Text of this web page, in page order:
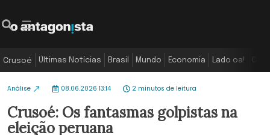
Crusoé Últimas Notícias Brasil Mundo Economia Lado oa!
Análise 08.06.2026 13:14 2 minutos de leitura
Crusoé: Os fantasmas golpistas na
eleição peruana